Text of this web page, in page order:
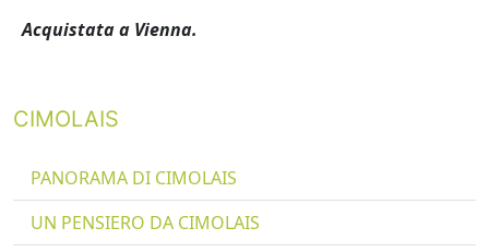
Acquistata a Vienna.
CIMOLAIS
PANORAMA DI CIMOLAIS
UN PENSIERO DA CIMOLAIS